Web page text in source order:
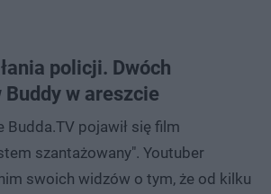
policji. Dwóch
w areszcie
Budda.TV pojawił się film
szantażowany". Youtuber
swoich widzów o tym, że od kilku